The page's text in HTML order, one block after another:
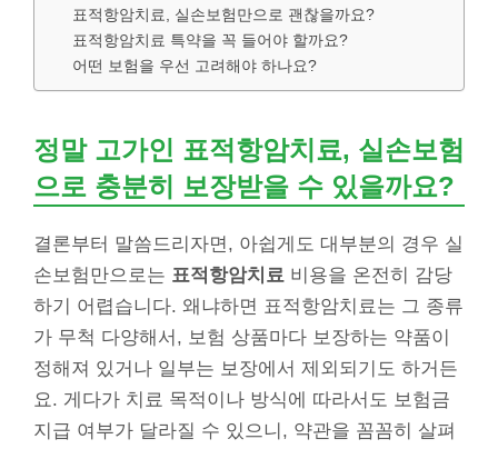
표적항암치료, 실손보험만으로 괜찮을까요?
표적항암치료 특약을 꼭 들어야 할까요?
어떤 보험을 우선 고려해야 하나요?
정말 고가인 표적항암치료, 실손보험
으로 충분히 보장받을 수 있을까요?
결론부터 말씀드리자면, 아쉽게도 대부분의 경우 실
손보험만으로는 표적항암치료 비용을 온전히 감당
하기 어렵습니다. 왜냐하면 표적항암치료는 그 종류
가 무척 다양해서, 보험 상품마다 보장하는 약품이
정해져 있거나 일부는 보장에서 제외되기도 하거든
요. 게다가 치료 목적이나 방식에 따라서도 보험금
지급 여부가 달라질 수 있으니, 약관을 꼼꼼히 살펴